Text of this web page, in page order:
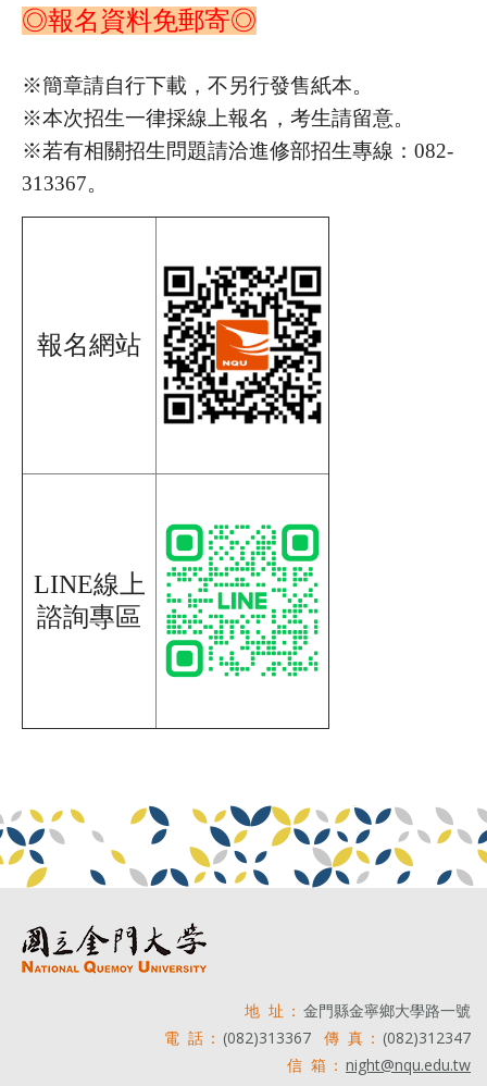
◎報名資料免郵寄◎
※簡章請自行下載，不另行發售紙本。
※本次招生一律採線上報名，考生請留意。
※若有相關招生問題請洽進修部招生專線：082-
313367。
報名網站
LINE線上
諮詢專區
地 址： 金門縣金寧鄉大學路一號
電 話： (082)313367 傳 真： (082)312347
信 箱： night@nqu.edu.tw